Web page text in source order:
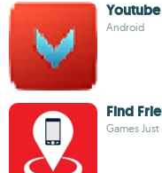
Android
Find
Games Just